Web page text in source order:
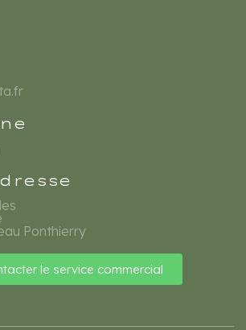
Ponthierry
le service commercial